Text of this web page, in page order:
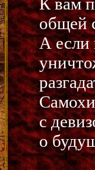
общей
А если
с
о